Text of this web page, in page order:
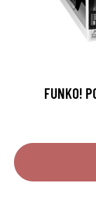
FUNKO!